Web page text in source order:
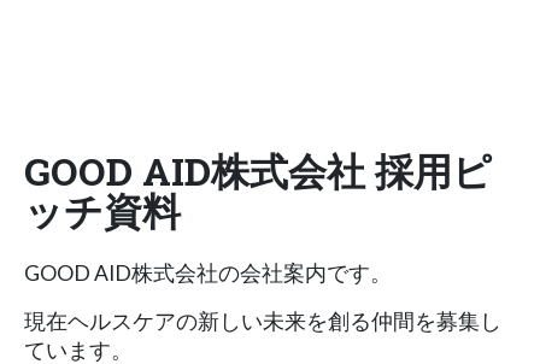
GOOD AID株式会社 採用ピ
ッチ資料
GOOD AID株式会社の会社案内です。
現在ヘルスケアの新しい未来を創る仲間を募集し
ています。